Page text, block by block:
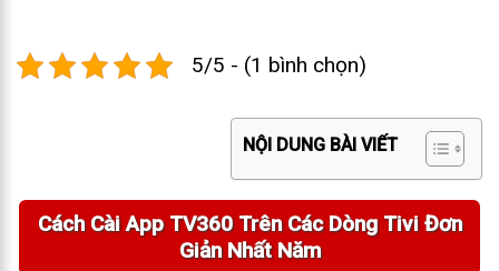
5/5 - (1 bình chọn)
NỘI DUNG BÀI VIẾT
Cách Cài App TV360 Trên Các Dòng Tivi Đơn
Giản Nhất Năm